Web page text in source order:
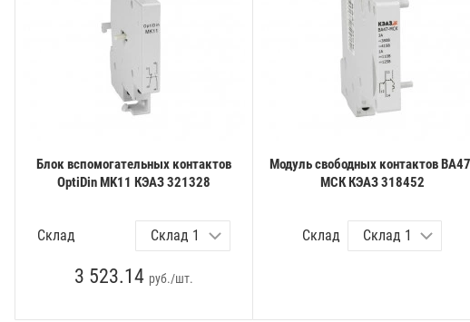
Блок вспомогательных контактов
OptiDin MK11 КЭАЗ 321328
Склад
3 523.14 руб./шт.
Модуль свободных контактов
МСК КЭАЗ 318452
Склад